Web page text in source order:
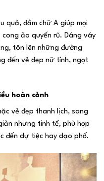
quả, đầm chữ A giúp mọi
ảo quyến rũ. Dáng váy
tôn lên những đường
đến vẻ đẹp nữ tính, ngọt
hoàn cảnh
vẻ đẹp thanh lịch, sang
nhưng tinh tế, phù hợp
đến dự tiệc hay dạo phố.